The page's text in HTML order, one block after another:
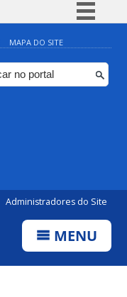
Simplifique!
Comunica BR
Participe
MAPA DO SITE
Administradores do Site
MENU